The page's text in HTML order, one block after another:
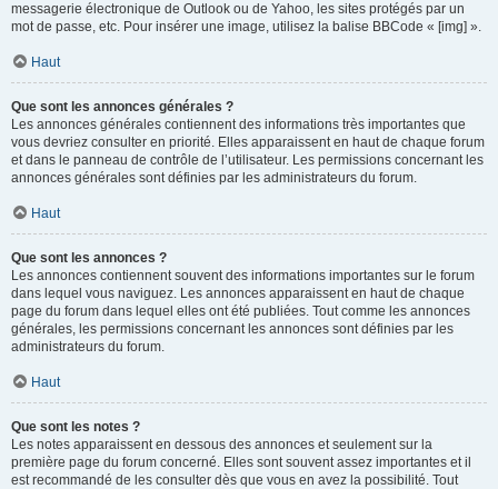
messagerie électronique de Outlook ou de Yahoo, les sites protégés par un
mot de passe, etc. Pour insérer une image, utilisez la balise BBCode « [img] ».
Haut
Que sont les annonces générales ?
Les annonces générales contiennent des informations très importantes que
vous devriez consulter en priorité. Elles apparaissent en haut de chaque forum
et dans le panneau de contrôle de l’utilisateur. Les permissions concernant les
annonces générales sont définies par les administrateurs du forum.
Haut
Que sont les annonces ?
Les annonces contiennent souvent des informations importantes sur le forum
dans lequel vous naviguez. Les annonces apparaissent en haut de chaque
page du forum dans lequel elles ont été publiées. Tout comme les annonces
générales, les permissions concernant les annonces sont définies par les
administrateurs du forum.
Haut
Que sont les notes ?
Les notes apparaissent en dessous des annonces et seulement sur la
première page du forum concerné. Elles sont souvent assez importantes et il
est recommandé de les consulter dès que vous en avez la possibilité. Tout